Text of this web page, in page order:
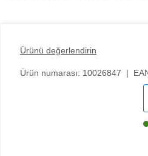
Ürünü değerlendirin
Ürün numarası: 10026847 |